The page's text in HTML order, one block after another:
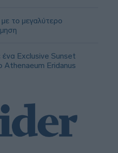
με το μεγαλύτερο
Exclusive Sunset
Athenaeum Eridanus